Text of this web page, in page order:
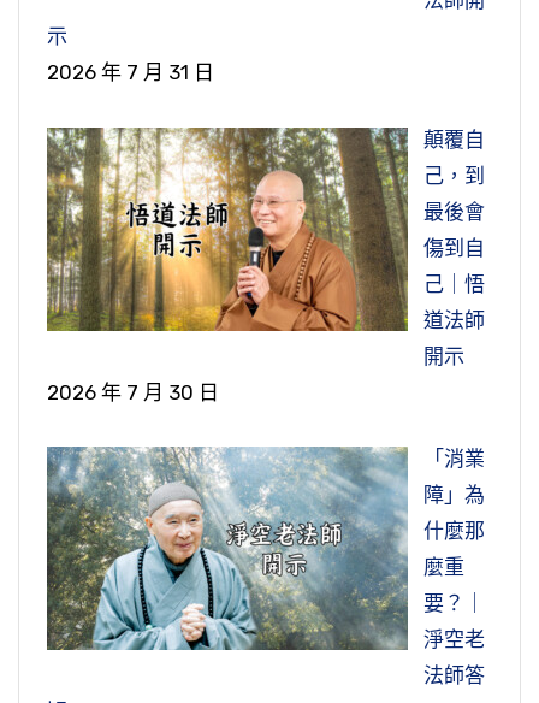
謝過，他還是沒有理睬她們。
我們前面也看到禁止喝酒的，孫義載了兩車
的酒要去給建寺院的工人喝，大師統統把它打破
了，後來孫義夢到護法神給他警告，第二天他就
去賠罪，懺悔。前後這個公案就是告訴我們，古
人他做錯事，但是還有善根，知道自己錯了，知
道去懺悔、去改過。在唐朝那個時代是像法時
期，一千多年前像法時期，人心還相當的淳厚，
雖然不如正法，但是也是相似正法，都是人心也
們也可以理解，他有感而發，那個時候已經進入
末法，唐朝那個時候還是像法。進入末法，在我
們現在這個時代，跟蓮池大師明朝那個時候就更
不如。現在末法過了一千年，就更不如了，人心
沒有以前的人善根那麼深厚，現在有微少善根的
就很好了。有一些他沒有善根，他做錯事他也不
知道懺悔，也不想改過，都會自以為是，這個是
二環，上面四股，一股下面有三個環，這個是表
四諦十二因緣。在古印，比丘去向人家乞食，到
作聲使裡面的人知道外面有出家人要來乞食，人
家就開門出來。
三衣，也是我們大家受戒都有，每一個人都
有。安陀會是五條衣，鬱多羅僧是七條衣，僧伽
黎是九條衣以上。安陀會，五條衣是作務衣，就
是工作的，你要做這些事情，搭五條衣。我們從
鬱多羅僧，七條衣，一般我們上殿，上早晚殿。
僧伽黎就是有大法會，大眾，或者進入城市，參
與盛典。現在的主衣是二十五條，就九條以上，
這叫大衣。衣上面有方塊，一塊一塊的是福田。
所以古時候袈裟都是撿人家不要的布，一塊一塊
把它縫補起來，又稱為福田衣。所以出家人三衣
不離身。古時候在古印度出家人就三件衣，當然
點，這是他自己一個修持的原則。「女人生染之
本」，就是會有情執上的感染，感情上，我們一
見面，也不為女人說法，他也不會對女眾開示，
講經說法，他也沒有。「不從受食」，也沒有接
受女眾供養他的飲食，買的東西，吃的、穿的這
些供養，他也沒有接受。「不令入房」，他也不
讓女眾進入他的房間，這是他的行持。
這個公案是在唐朝，所以我們也要了解當時
放，但是男女還是有一定的距離。在民國初年，
清朝末年這個時候就漸漸開放了，但是還是守著
古老傳統，男女授受不親，在社會上男女有別，
它還是有一個禮，男女之間保持一個距離，避免
情執污染發生。這一段實在講，如果你現在去講
這個，特別到國外，現在是女權至上，你現在講
這個話，女眾就會跳出來抗議：你歧視女性，現
寧願這些工人他不做了，罷工了，但是也不充許
他們在寺院裡面飲酒，破壞寺院的清淨，他是很
講，當然是很合理的，因為大家都知道，佛門五
戒有酒戒。所以工匠他來寺院工作，就不允許在
寺院喝酒。你回去了，你在外面去吃，那是你的
事，但是在寺院，他就絕對不允許。
『時清化寺修營佛殿』，「時」就是那個時
候，「清化寺」，這也是唐朝時代的寺院，他修
們現在講貴族、望族，叫孫義的人。他載了兩車
的酒，要來慰勞這些工人。是不是這個孫義包了
那個工程？這個我們不知道。或者這個孫義是當
地的一個護法，還是什麼？應該肯定跟這個寺院
有一些關係。或者是跟來修造寺院的工人有關
係，是他請的人，或是他包的工，這邊是沒有明
寫。我們從這個字裡行間可以知道孫義他是當地
示
2026 年 7 月 31 日
顛覆自
己，到
最後會
傷到自
己｜悟
道法師
開示
2026 年 7 月 30 日
「消業
障」為
什麼那
麼重
要？｜
淨空老
法師答